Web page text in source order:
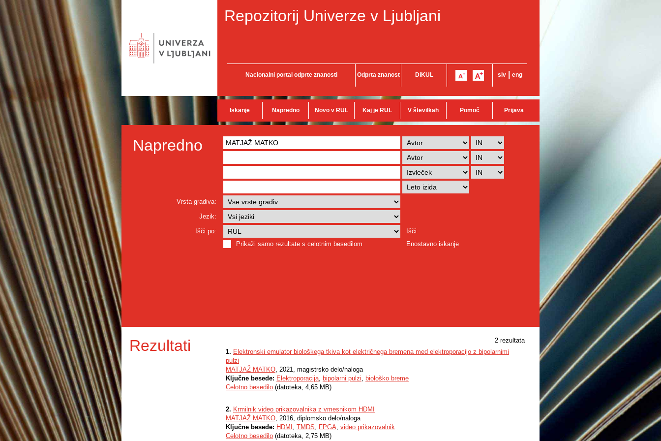
Repozitorij Univerze v Ljubljani
Nacionalni portal odprte znanosti Odprta znanost DiKUL slv eng
Iskanje Napredno Novo v RUL Kaj je RUL V številkah Pomoč Prijava
Napredno
Vrsta gradiva:
Jezik:
Išči po:
Išči
Prikaži samo rezultate s celotnim besedilom
Enostavno iskanje
Rezultati
2 rezultata
1. Elektronski emulator biološkega tkiva kot električnega bremena med elektroporacijo z bipolarnimi
pulzi
MATJAŽ MATKO, 2021, magistrsko delo/naloga
Ključne besede: Elektroporacija, bipolarni pulzi, biološko breme
Celotno besedilo (datoteka, 4,65 MB)
2. Krmilnik video prikazovalnika z vmesnikom HDMI
MATJAŽ MATKO, 2016, diplomsko delo/naloga
Ključne besede: HDMI , TMDS, FPGA, video prikazovalnik
Celotno besedilo (datoteka, 2,75 MB)